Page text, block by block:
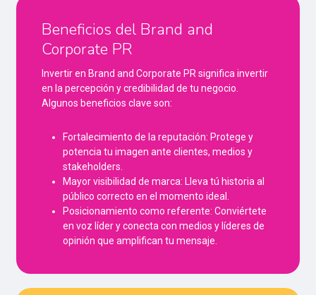
Beneficios del Brand and
Corporate PR
Invertir en Brand and Corporate PR significa invertir
en la percepción y credibilidad de tu negocio.
Algunos beneficios clave son:
Fortalecimiento de la reputación: Protege y
potencia tu imagen ante clientes, medios y
stakeholders.
Mayor visibilidad de marca: Lleva tú historia al
público correcto en el momento ideal.
Posicionamiento como referente: Conviértete
en voz líder y conecta con medios y líderes de
opinión que amplifican tu mensaje.